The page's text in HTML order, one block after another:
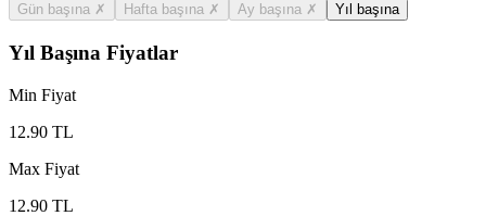
Gün başına ✗ Hafta başına ✗ Ay başına ✗ Yıl başına
Yıl Başına Fiyatlar
Min Fiyat
12.90 TL
Max Fiyat
12.90 TL